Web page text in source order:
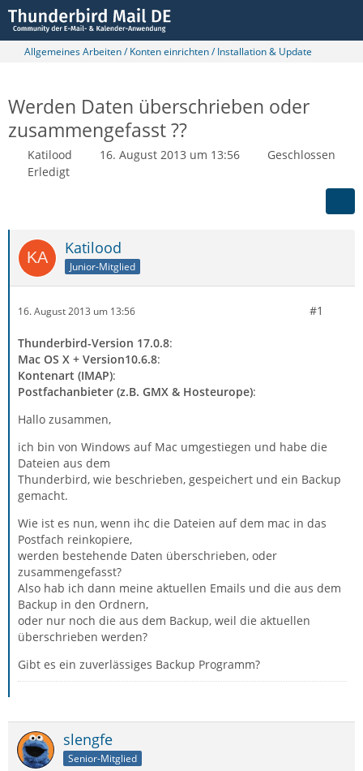
Allgemeines Arbeiten / Konten einrichten / Installation & Update
Werden Daten überschrieben oder
zusammengefasst ??
Katilood 16. August 2013 um 13:56
Geschlossen
Erledigt
Katilood
Junior-Mitglied
16. August 2013 um 13:56 #1
Thunderbird-Version 17.0.8:
Mac OS X + Version10.6.8:
Kontenart (IMAP):
Postfachanbieter (z.B. GMX & Hosteurope):
Hallo zusammen,
ich bin von Windows auf Mac umgestiegen und habe die
Dateien aus dem
Thunderbird, wie beschrieben, gespeichert und ein Backup
gemacht.
Wie ist es nun, wenn ihc die Dateien auf dem mac in das
Postfach reinkopiere,
werden bestehende Daten überschrieben, oder
zusammengefasst?
Also hab ich dann meine aktuellen Emails und die aus dem
Backup in den Ordnern,
oder nur noch die aus dem Backup, weil die aktuellen
überschrieben werden?
Gibt es ein zuverlässiges Backup Programm?
slengfe
Senior-Mitglied